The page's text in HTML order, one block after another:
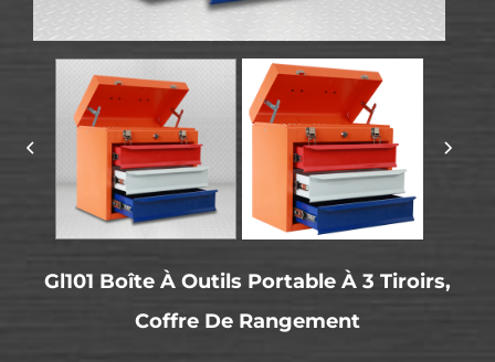
Gl101 Boîte À Outils Portable À 3 Tiroirs,
Coffre De Rangement